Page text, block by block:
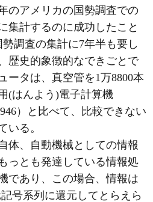
のアメリカの国勢調査での
集計するのに成功したこと
調査の集計に7年半も要し
歴史的象徴的なできごとで
ータは、真空管を1万8800本
(はんよう)電子計算機
）と比べて、比較できない
いる。
体、自動機械としての情報
っとも発達している情報処
であり、この場合、情報は
号系列に還元してとらえら